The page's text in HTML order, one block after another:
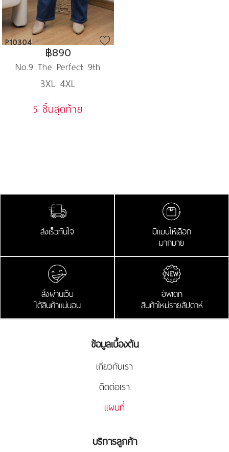
P10304
฿890
No.9 The Perfect 9th
Jeans
3XL 4XL
5 ชิ้นสุดท้าย
ส่งเร็วทันใจ มีแบบให้เลือก
มากมาย
สั่งผ่านเว็บ
ได้สินค้าแน่นอน
อัพเดท
สินค้าใหม่รายสัปดาห์
ข้อมูลเบื้องต้น
เกี่ยวกับเรา
ติดต่อเรา
แผนที่
บริการลูกค้า